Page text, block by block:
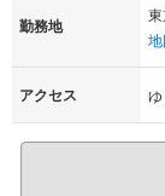
勤務地
アクセス